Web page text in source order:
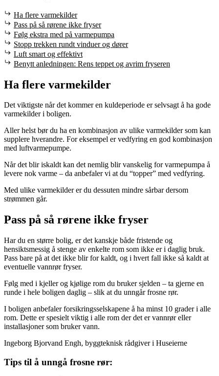
Ha flere varmekilder
Pass på så rørene ikke fryser
Følg ekstra med på varmepumpa
Stopp trekken rundt vinduer og dører
Luft smart og effektivt
Benytt anledningen: Rens teppet og avrim fryseren
Ha flere varmekilder
Det viktigste når det kommer en kuldeperiode er selvsagt å ha gode
varmekilder i boligen.
Aller helst bør du ha en kombinasjon av ulike varmekilder som kan
supplere hverandre. For eksempel er vedfyring en god kombinasjon
med luftvarmepumpe.
Når det blir iskaldt kan det nemlig blir vanskelig for varmepumpa å
levere nok varme – da anbefaler vi at du “topper” med vedfyring.
Med ulike varmekilder er du dessuten mindre sårbar dersom
strømmen går.
Pass på så rørene ikke fryser
Har du en større bolig, er det kanskje både fristende og
hensiktsmessig å stenge av enkelte rom som ikke er i daglig bruk.
Pass bare på at det ikke blir for kaldt, og i hvert fall ikke så kaldt at
eventuelle vannrør fryser.
Følg med i kjeller og kjølige rom du bruker sjelden – ta gjerne en
runde i hele boligen daglig – slik at du unngår frosne rør.
I boligen anbefaler forsikringsselskapene å ha minst 10 grader i alle
rom. Dette er spesielt viktig i alle rom der det er vannrør eller
installasjoner som bruker vann.
Ingeborg Bjorvand Engh, byggteknisk rådgiver i Huseierne
Tips til å unngå frosne rør: